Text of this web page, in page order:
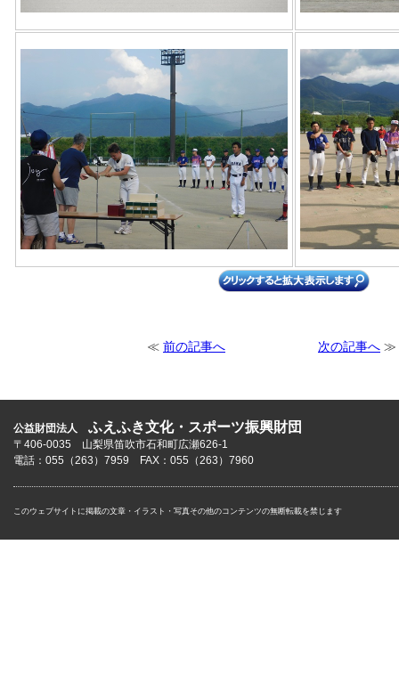
≪ 前の記事へ 次の記事へ ≫
公益財団法人 ふえふき文化・スポーツ振興財団
〒406-0035 山梨県笛吹市石和町広瀬626-1
電話：055（263）7959 FAX：055（263）7960
このウェブサイトに掲載の文章・イラスト・写真その他のコンテンツの無断転載を禁じます